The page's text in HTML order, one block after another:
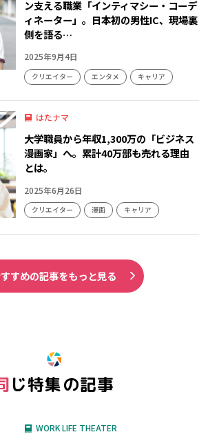
ン支える職業「インティマシー・コーデ
ィネーター」。日本初の男性IC、現場裏
側を語る…
2025年9月4日
クリエイター エンタメ キャリア
はたナマ
大学職員から年収1,300万の「ビジネス
漫画家」へ。累計40万部も売れる理由
とは。
2025年6月26日
クリエイター 漫画 キャリア
すめの記事をもっと見る
同じ特集の記事
WORK LIFE THEATER